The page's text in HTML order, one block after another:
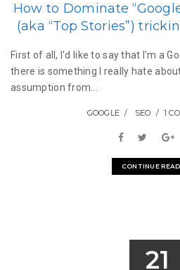
How to Dominate
(aka “Top Stories”)
First of all, I'd like to say that I'm a
there is something I really hate
assumption from...
GOOGLE SEO 1
CONTINUE
21